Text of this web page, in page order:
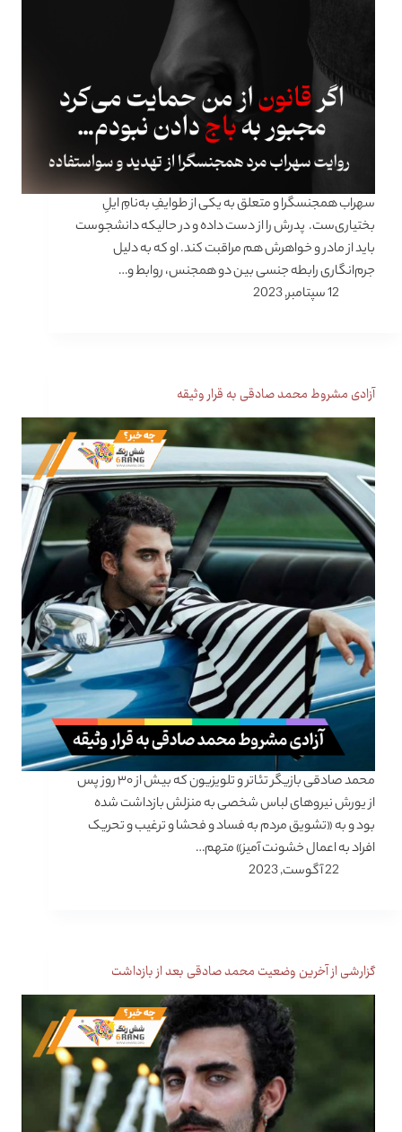
سهراب همجنسگرا و متعلق به یکی از طوایفِ به‌نامِ ایلِ
بختیاری‌ست. پدرش را از دست داده و در حالیکه دانشجوست
باید از مادر و خواهرش هم مراقبت کند. او که به دلیل
جرم‌انگاری رابطه جنسی بین دو همجنس، روابط و…
12 سپتامبر, 2023
آزادی مشروط محمد صادقی به قرار وثیقه
محمد صادقی بازیگر تئاتر و تلویزیون که بیش از ۳۰ روز پس
از یورش نیروهای لباس شخصی به منزلش بازداشت شده
بود و به «تشویق مردم به فساد و فحشا و ترغیب و تحریک
افراد به اعمال خشونت آمیز» متهم…
22 آگوست, 2023
گزارشی از آخرین وضعیت محمد صادقی بعد از بازداشت